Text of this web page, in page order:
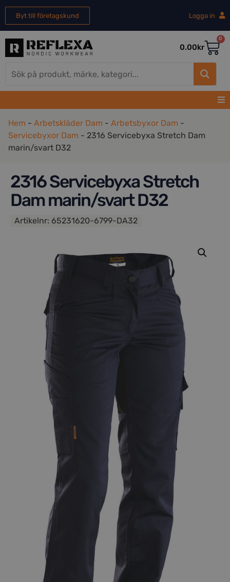
Byt till företagskund Logga in
0.00kr
0
Hem - Arbetskläder Dam - Arbetsbyxor Dam -
Servicebyxor Dam - 2316 Servicebyxa Stretch Dam
marin/svart D32
2316 Servicebyxa Stretch
Dam marin/svart D32
Artikelnr: 65231620-6799-DA32